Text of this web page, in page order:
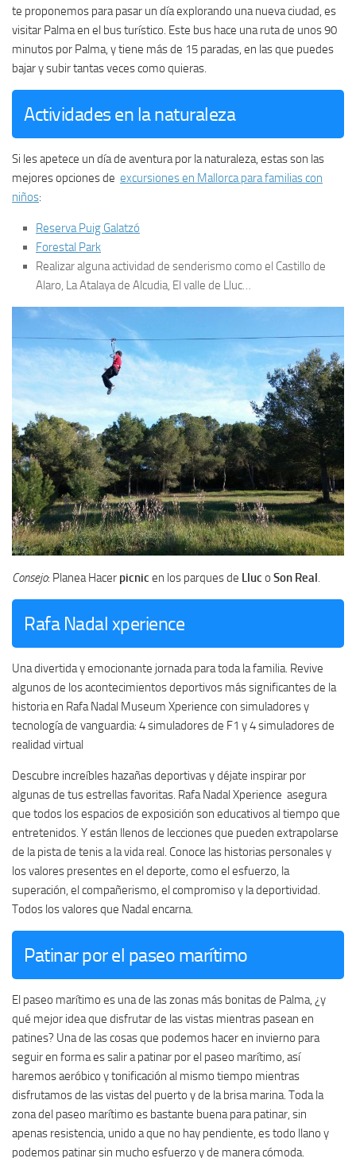
te proponemos para pasar un día explorando una nueva ciudad, es
visitar Palma en el bus turístico. Este bus hace una ruta de unos 90
minutos por Palma, y tiene más de 15 paradas, en las que puedes
bajar y subir tantas veces como quieras.
Actividades en la naturaleza
Si les apetece un día de aventura por la naturaleza, estas son las
mejores opciones de excursiones en Mallorca para familias con
niños:
Reserva Puig Galatzó
Forestal Park
Realizar alguna actividad de senderismo como el Castillo de
Alaro, La Atalaya de Alcudia, El valle de Lluc…
Consejo: Planea Hacer picnic en los parques de Lluc o Son Real
Rafa Nadal xperience
Una divertida y emocionante jornada para toda la familia. Revive
algunos de los acontecimientos deportivos más significantes de la
historia en Rafa Nadal Museum Xperience con simuladores y
tecnología de vanguardia: 4 simuladores de F1 y 4 simuladores de
realidad virtual
Descubre increíbles hazañas deportivas y déjate inspirar por
algunas de tus estrellas favoritas. Rafa Nadal Xperience asegura
que todos los espacios de exposición son educativos al tiempo que
entretenidos. Y están llenos de lecciones que pueden extrapolarse
de la pista de tenis a la vida real. Conoce las historias personales y
los valores presentes en el deporte, como el esfuerzo, la
superación, el compañerismo, el compromiso y la deportividad.
Todos los valores que Nadal encarna.
Patinar por el paseo marítimo
El paseo marítimo es una de las zonas más bonitas de Palma, ¿y
qué mejor idea que disfrutar de las vistas mientras pasean en
patines? Una de las cosas que podemos hacer en invierno para
seguir en forma es salir a patinar por el paseo marítimo, así
haremos aeróbico y tonificación al mismo tiempo mientras
disfrutamos de las vistas del puerto y de la brisa marina. Toda la
zona del paseo marítimo es bastante buena para patinar, sin
apenas resistencia, unido a que no hay pendiente, es todo llano y
podemos patinar sin mucho esfuerzo y de manera cómoda.